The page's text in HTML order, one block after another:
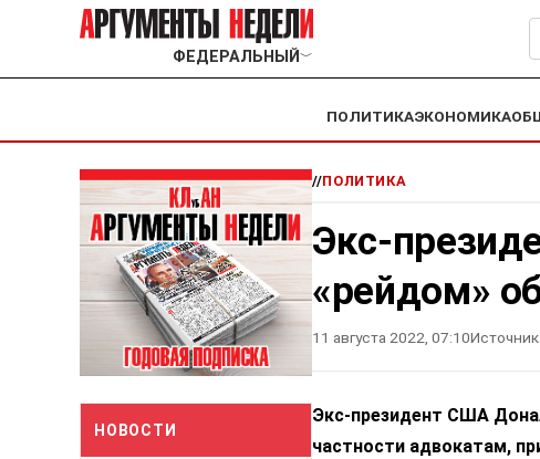
ФЕДЕРАЛЬНЫЙ ﹀
ПОЛИТИКАЭКОНОМИКА
НОВОСТИ
//ПОЛИТИКА
Экс-
«рейдом»
11 августа 2022, 07:10Источник:
Экс-президент США
частности адвокатам,